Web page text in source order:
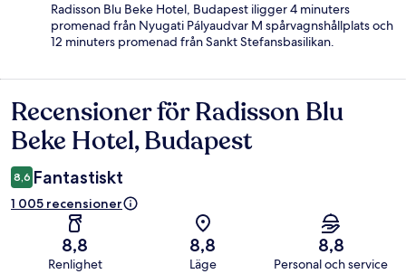
Radisson Blu Beke Hotel, Budapest iligger 4 minuters
promenad från Nyugati Pályaudvar M spårvagnshållplats och
12 minuters promenad från Sankt Stefansbasilikan.
Recensioner
Recensioner för Radisson Blu
Beke Hotel, Budapest
8,6 Fantastiskt
1 005 recensioner
8,8
Renlighet
8,8
Läge
8,8
Personal och service